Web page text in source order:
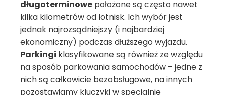
długoterminowe położone są często nawet
kilka kilometrów od lotnisk. Ich wybór jest
jednak najrozsądniejszy (i najbardziej
ekonomiczny) podczas dłuższego wyjazdu.
Parkingi klasyfikowane są również ze względu
na sposób parkowania samochodów – jedne z
nich są całkowicie bezobsługowe, na innych
pozostawiamy kluczyki w specjalnie